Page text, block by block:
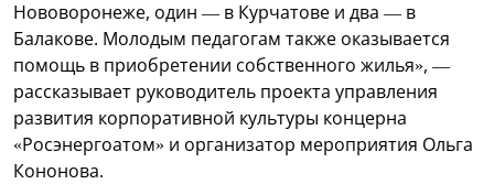
Нововоронеже, один — в Курчатове и два — в
Балакове. Молодым педагогам также оказывается
помощь в приобретении собственного жилья», —
рассказывает руководитель проекта управления
развития корпоративной культуры концерна
«Росэнергоатом» и организатор мероприятия Ольга
Кононова.